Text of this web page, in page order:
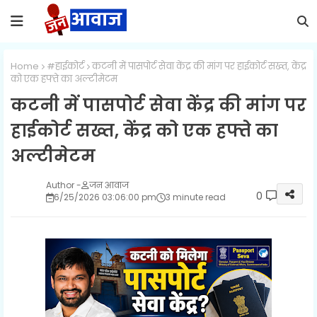
Home #हाईकोर्ट कटनी में पासपोर्ट सेवा केंद्र की मांग पर हाईकोर्ट सख्त, केंद्र
को एक हफ्ते का अल्टीमेटम
कटनी में पासपोर्ट सेवा केंद्र की मांग पर
हाईकोर्ट सख्त, केंद्र को एक हफ्ते का
अल्टीमेटम
जन आवाज
6/25/2026 03:06:00 pm
3 minute read 0